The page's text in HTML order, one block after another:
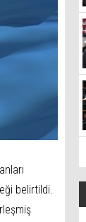
belirtildi.